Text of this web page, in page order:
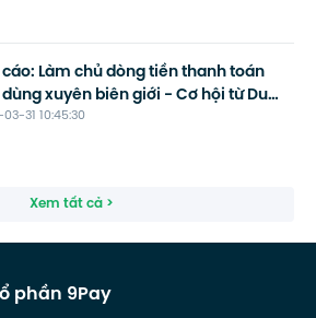
31 10:45:30
Làm chủ dòng tiền thanh toán
xuyên biên giới - Cơ hội từ Du
Thương mại điện tử
Xem tất cả >
phần 9Pay